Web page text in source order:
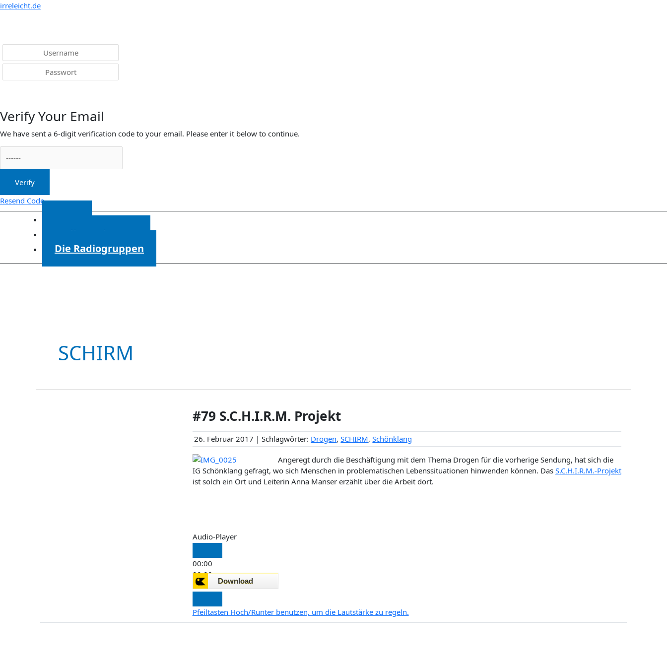
irreleicht.de
Verify Your Email
We have sent a 6-digit verification code to your email. Please enter it below to continue.
Verify
Resend Code
Menü
Radiosendungen
Die Radiogruppen
SCHIRM
#79 S.C.H.I.R.M. Projekt
26. Februar 2017 | Schlagwörter: Drogen,SCHIRM,Schönklang
Angeregt durch die Beschäftigung mit dem Thema Drogen für die vorherige Sendung, hat sich die
IG Schönklang gefragt, wo sich Menschen in problematischen Lebenssituationen hinwenden können. Das S.C.H.I.R.M.-Projekt
ist solch ein Ort und Leiterin Anna Manser erzählt über die Arbeit dort.
Audio-Player
00:00
00:00
00:00
Pfeiltasten Hoch/Runter benutzen, um die Lautstärke zu regeln.